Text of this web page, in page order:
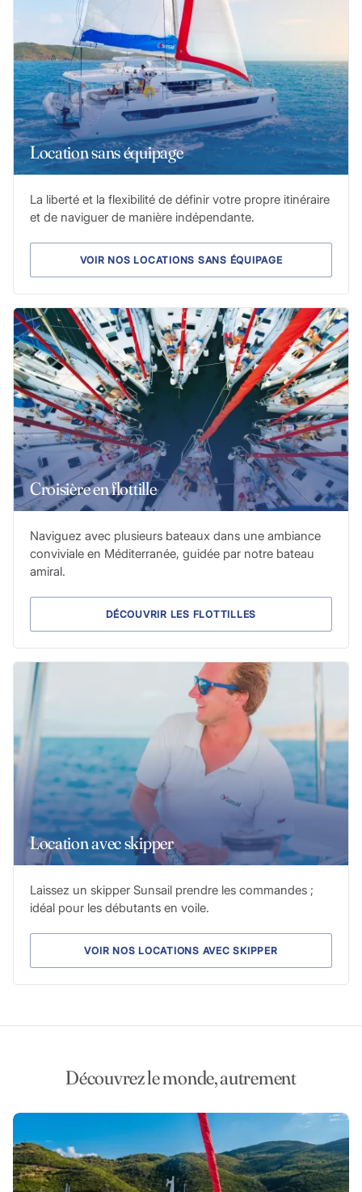
Location sans équipage
La liberté et la flexibilité de définir votre propre itinéraire
et de naviguer de manière indépendante.
VOIR NOS LOCATIONS SANS ÉQUIPAGE
Croisière en flottille
Naviguez avec plusieurs bateaux dans une ambiance
conviviale en Méditerranée, guidée par notre bateau
amiral.
DÉCOUVRIR LES FLOTTILLES
Location avec skipper
Laissez un skipper Sunsail prendre les commandes ;
idéal pour les débutants en voile.
VOIR NOS LOCATIONS AVEC SKIPPER
Découvrez le monde, autrement